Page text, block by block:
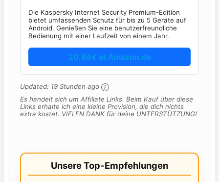
Die Kaspersky Internet Security Premium-Edition
bietet umfassenden Schutz für bis zu 5 Geräte auf
Android. Genießen Sie eine benutzerfreundliche
Bedienung mit einer Laufzeit von einem Jahr.
20,84€ at Amazon.de
Updated: 19 Stunden ago
Es handelt sich um Affiliate Links. Beim Kauf über diese
Links erhalte ich eine kleine Provision, die dich nichts
extra kostet. VIELEN DANK für deine UNTERSTÜTZUNG!
Unsere Top-Empfehlungen